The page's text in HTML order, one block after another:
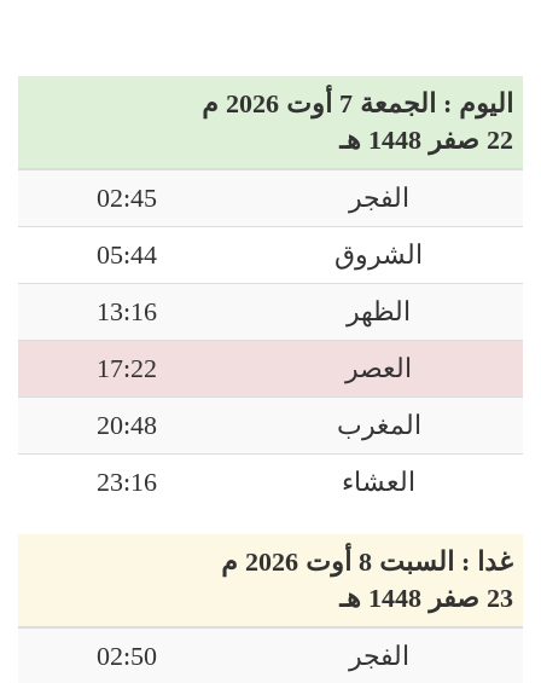
اليوم : الجمعة 7 أوت 2026 م
22 صفر 1448 هـ
الفجر
02:45
الشروق
05:44
الظهر
13:16
العصر
17:22
المغرب
20:48
العشاء
23:16
غدا : السبت 8 أوت 2026 م
23 صفر 1448 هـ
الفجر
02:50